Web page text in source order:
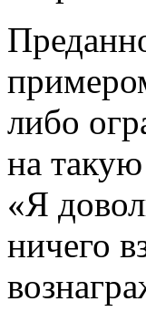
либо
на
«Я
ничего